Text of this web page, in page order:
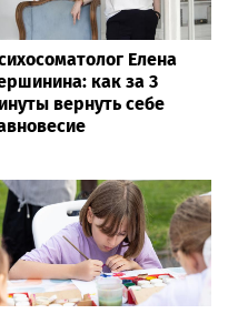
Елена
как за 3
вернуть себе